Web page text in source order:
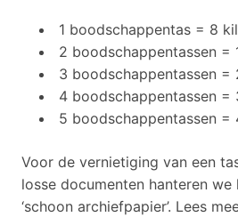
1 boodschappentas = 8
2 boodschappentassen =
3 boodschappentassen =
4 boodschappentassen =
5 boodschappentassen =
Voor de vernietiging van een
losse documenten hanteren
‘schoon archiefpapier’. Lees